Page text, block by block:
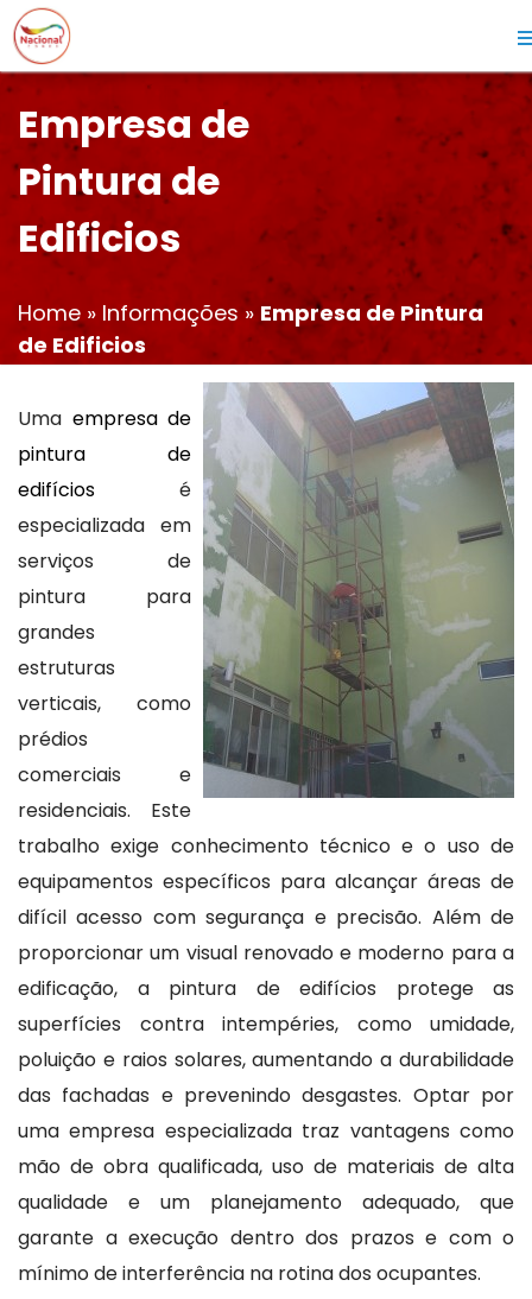
Empresa de
Pintura de
Edificios
Home » Informações » Empresa de Pintura
de Edificios
Uma empresa de
pintura de
edifícios é
especializada em
serviços de
pintura para
grandes
estruturas
verticais, como
prédios
comerciais e
residenciais. Este
trabalho exige conhecimento técnico e o uso de
equipamentos específicos para alcançar áreas de
difícil acesso com segurança e precisão. Além de
proporcionar um visual renovado e moderno para a
edificação, a pintura de edifícios protege as
superfícies contra intempéries, como umidade,
poluição e raios solares, aumentando a durabilidade
das fachadas e prevenindo desgastes. Optar por
uma empresa especializada traz vantagens como
mão de obra qualificada, uso de materiais de alta
qualidade e um planejamento adequado, que
garante a execução dentro dos prazos e com o
mínimo de interferência na rotina dos ocupantes.